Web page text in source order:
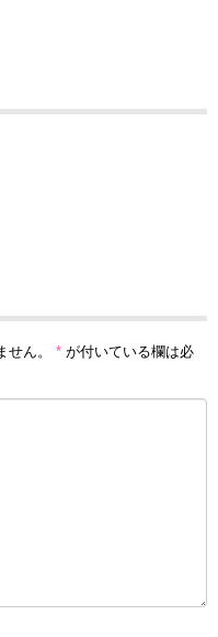
ん。 * が付いている欄は必